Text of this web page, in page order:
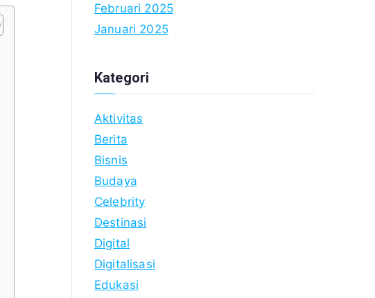
Februari 2025
Januari 2025
Kategori
Aktivitas
Berita
Bisnis
Budaya
Celebrity
Destinasi
Digital
Digitalisasi
Edukasi